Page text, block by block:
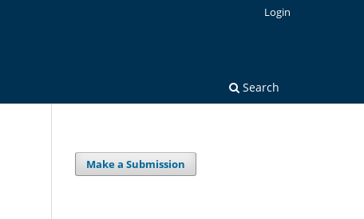
Search
Login
Make a Submission